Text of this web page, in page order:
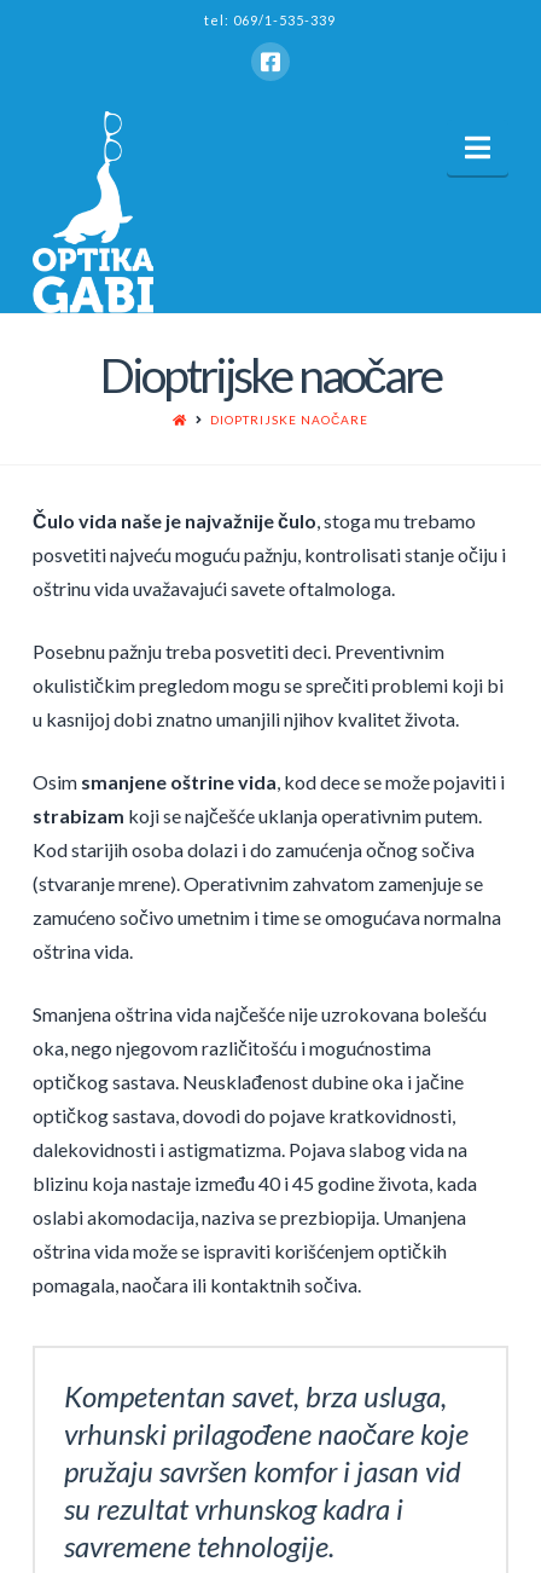
tel: 069/1-535-339
Dioptrijske naočare
HOMEDIOPTRIJSKE NAOČARE
Čulo vida naše je najvažnije čulo , stoga mu trebamo
posvetiti najveću moguću pažnju, kontrolisati stanje očiju i
oštrinu vida uvažavajući savete oftalmologa.
Posebnu pažnju treba posvetiti deci. Preventivnim
okulističkim pregledom mogu se sprečiti problemi koji bi
u kasnijoj dobi znatno umanjili njihov kvalitet života.
Osim smanjene oštrine vida , kod dece se može pojaviti i
strabizam koji se najčešće uklanja operativnim putem.
Kod starijih osoba dolazi i do zamućenja očnog sočiva
(stvaranje mrene). Operativnim zahvatom zamenjuje se
zamućeno sočivo umetnim i time se omogućava normalna
oštrina vida.
Smanjena oštrina vida najčešće nije uzrokovana bolešću
oka, nego njegovom različitošću i mogućnostima
optičkog sastava. Neusklađenost dubine oka i jačine
optičkog sastava, dovodi do pojave kratkovidnosti,
dalekovidnosti i astigmatizma. Pojava slabog vida na
blizinu koja nastaje između 40 i 45 godine života, kada
oslabi akomodacija, naziva se prezbiopija. Umanjena
oštrina vida može se ispraviti korišćenjem optičkih
pomagala, naočara ili kontaktnih sočiva.
Kompetentan savet, brza usluga,
vrhunski prilagođene naočare koje
pružaju savršen komfor i jasan vid
su rezultat vrhunskog kadra i
savremene tehnologije.